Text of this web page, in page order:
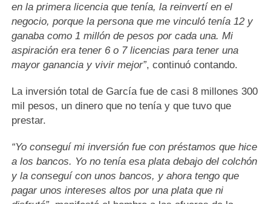
en la primera licencia que tenía, la reinvertí en el
negocio, porque la persona que me vinculó tenía 12 y
ganaba como 1 millón de pesos por cada una. Mi
aspiración era tener 6 o 7 licencias para tener una
mayor ganancia y vivir mejor”, continuó contando.
La inversión total de García fue de casi 8 millones 300
mil pesos, un dinero que no tenía y que tuvo que
prestar.
“Yo conseguí mi inversión fue con préstamos que hice
a los bancos. Yo no tenía esa plata debajo del colchón
y la conseguí con unos bancos, y ahora tengo que
pagar unos intereses altos por una plata que ni